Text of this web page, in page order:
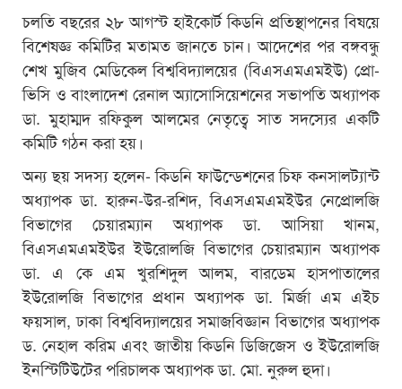
চলতি বছরের ২৮ আগস্ট হাইকোর্ট কিডনি প্রতিস্থাপনের বিষয়ে
বিশেষজ্ঞ কমিটির মতামত জানতে চান। আদেশের পর বঙ্গবন্ধু
শেখ মুজিব মেডিকেল বিশ্ববিদ্যালয়ের (বিএসএমএমইউ) প্রো-
ভিসি ও বাংলাদেশ রেনাল অ্যাসোসিয়েশনের সভাপতি অধ্যাপক
ডা. মুহাম্মদ রফিকুল আলমের নেতৃত্বে সাত সদস্যের একটি
কমিটি গঠন করা হয়।
অন্য ছয় সদস্য হলেন- কিডনি ফাউন্ডেশনের চিফ কনসালট্যান্ট
অধ্যাপক ডা. হারুন-উর-রশিদ, বিএসএমএমইউর নেপ্রোলজি
বিভাগের চেয়ারম্যান অধ্যাপক ডা. আসিয়া খানম,
বিএসএমএমইউর ইউরোলজি বিভাগের চেয়ারম্যান অধ্যাপক
ডা. এ কে এম খুরশিদুল আলম, বারডেম হাসপাতালের
ইউরোলজি বিভাগের প্রধান অধ্যাপক ডা. মির্জা এম এইচ
ফয়সাল, ঢাকা বিশ্ববিদ্যালয়ের সমাজবিজ্ঞান বিভাগের অধ্যাপক
ড. নেহাল করিম এবং জাতীয় কিডনি ডিজিজেস ও ইউরোলজি
ইনস্টিটিউটের পরিচালক অধ্যাপক ডা. মো. নুরুল হুদা।